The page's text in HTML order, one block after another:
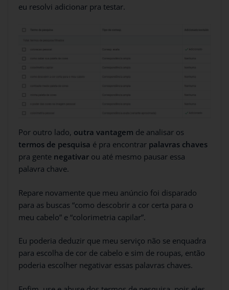
eu resolvi adicionar pra testar.
Por outro lado, outra vantagem de analisar os
termos de pesquisa é pra encontrar palavras chaves
pra gente negativar ou até mesmo pausar essa
palavra chave.
Repare novamente que meu anúncio foi disparado
para as buscas “como descobrir a cor certa para o
meu cabelo” e “colorimetria capilar”.
Eu poderia deduzir que meu serviço não se enquadra
para escolha de cor de cabelo e sim de roupas, então
poderia escolher negativar essas palavras chaves.